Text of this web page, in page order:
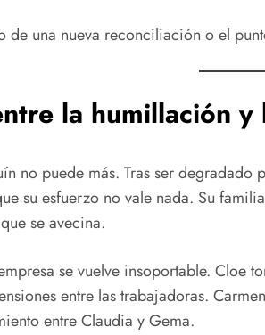
de una nueva reconciliación o el
la humillación y
no puede más. Tras ser
su esfuerzo no vale nada. Su
se avecina.
se vuelve insoportable. Cloe
entre las trabajadoras.
entre Claudia y Gema.